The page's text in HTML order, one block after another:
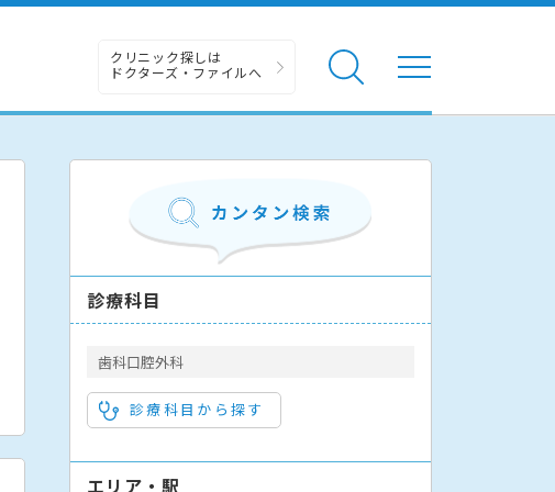
クリニック探しは
ドクターズ・ファイルへ
診療科目
歯科口腔外科
診療科目から探す
エリア・駅